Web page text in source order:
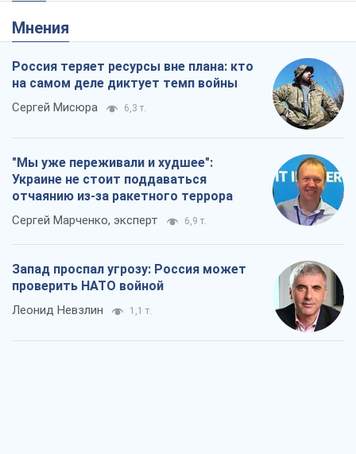
Мнения
Россия теряет ресурсы вне плана: кто
на самом деле диктует темп войны
Сергей Мисюра 6,3 т.
"Мы уже переживали и худшее":
Украине не стоит поддаваться
отчаянию из-за ракетного террора
Сергей Марченко, эксперт 6,9 т.
Запад проспал угрозу: Россия может
проверить НАТО войной
Леонид Невзлин 1,1 т.